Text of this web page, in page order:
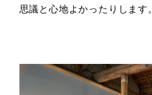
思議と心地よかったりします。